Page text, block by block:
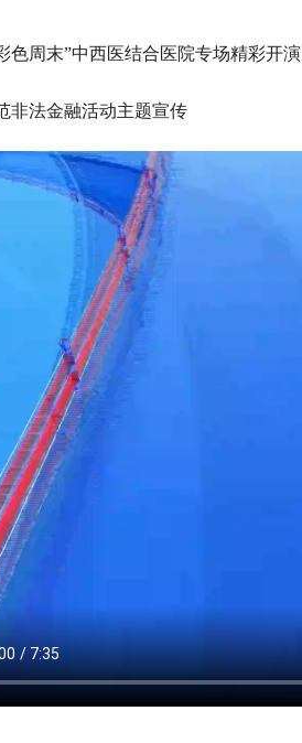
色周末”中西医结合医院专场精彩开演
非法金融活动主题宣传